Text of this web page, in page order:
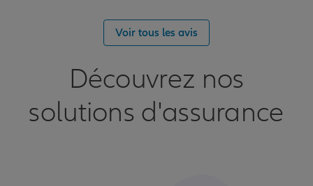
Voir tous les avis
Découvrez nos
solutions d'assurance